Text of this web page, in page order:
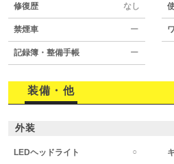
修復歴 なし
禁煙車 ー
記録簿・整備手帳 ー
装備・他
外装
LEDヘッドライト ○